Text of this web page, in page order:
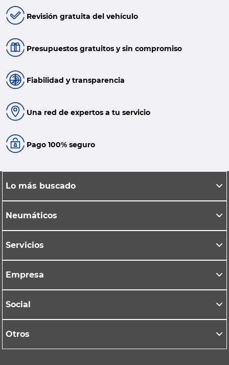
Revisión gratuita del vehículo
Presupuestos gratuitos y sin compromiso
Fiabilidad y transparencia
Una red de expertos a tu servicio
Pago 100% seguro
Lo más buscado
Neumáticos
Servicios
Empresa
Social
Otros